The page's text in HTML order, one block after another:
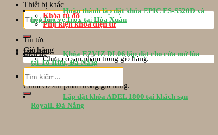
Tìm
kiếm:
Giỏ hàng
Chưa có sản phẩm trong giỏ hàng.
Giỏ hàng
Chưa có sản phẩm trong giỏ hàng.
Thiết bị khác
Khóa tủ đồ
Phụ kiện khóa điện tử
Tin tức
Liên hệ
Tìm
kiếm:
Hoàn thành lắp đặt khóa EPIC ES-S520D và
hộp bảo vệ Inox tại Hòa Xuân
Khóa EZVIZ DL06 lắp đặt cho cửa mở lùa
tại Tố Hữu, Đà Nẵng
Lắp đặt khóa ADEL 1800 tại khách sạn
RoyalL Đà Nẵng